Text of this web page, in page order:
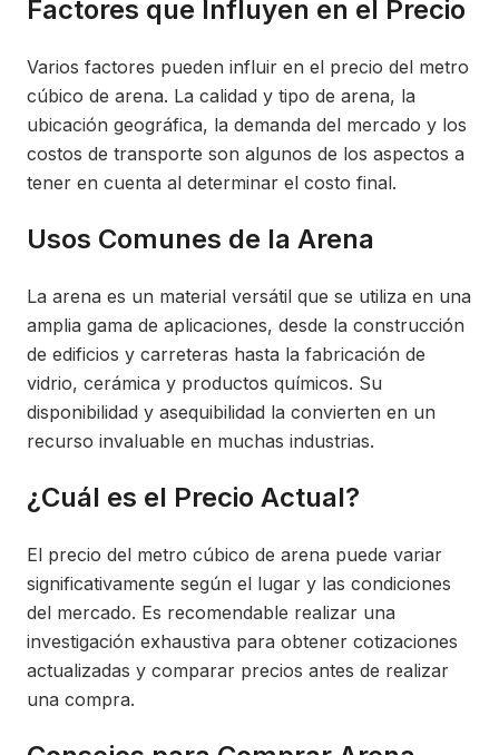
Factores que Influyen en el Precio
Varios factores pueden influir en el precio del metro
cúbico de arena. La calidad y tipo de arena, la
ubicación geográfica, la demanda del mercado y los
costos de transporte son algunos de los aspectos a
tener en cuenta al determinar el costo final.
Usos Comunes de la Arena
La arena es un material versátil que se utiliza en una
amplia gama de aplicaciones, desde la construcción
de edificios y carreteras hasta la fabricación de
vidrio, cerámica y productos químicos. Su
disponibilidad y asequibilidad la convierten en un
recurso invaluable en muchas industrias.
¿Cuál es el Precio Actual?
El precio del metro cúbico de arena puede variar
significativamente según el lugar y las condiciones
del mercado. Es recomendable realizar una
investigación exhaustiva para obtener cotizaciones
actualizadas y comparar precios antes de realizar
una compra.